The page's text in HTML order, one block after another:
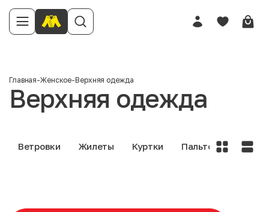
Главная-Женское-Верхняя одежда
Верхняя одежда
Ветровки Жилеты Куртки Пальто